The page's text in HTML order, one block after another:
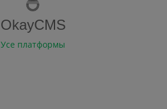
OkayCMS
Усе платформы